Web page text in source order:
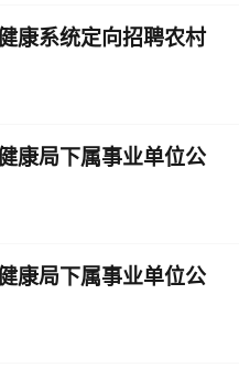
康系统定向招聘农村
康局下属事业单位公
康局下属事业单位公